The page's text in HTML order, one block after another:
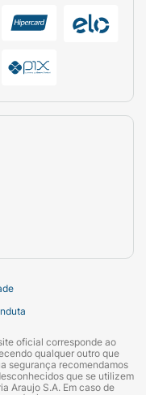
oficial corresponde ao
qualquer outro que
segurança recomendamos
que se utilizem
Araujo S.A. Em caso de